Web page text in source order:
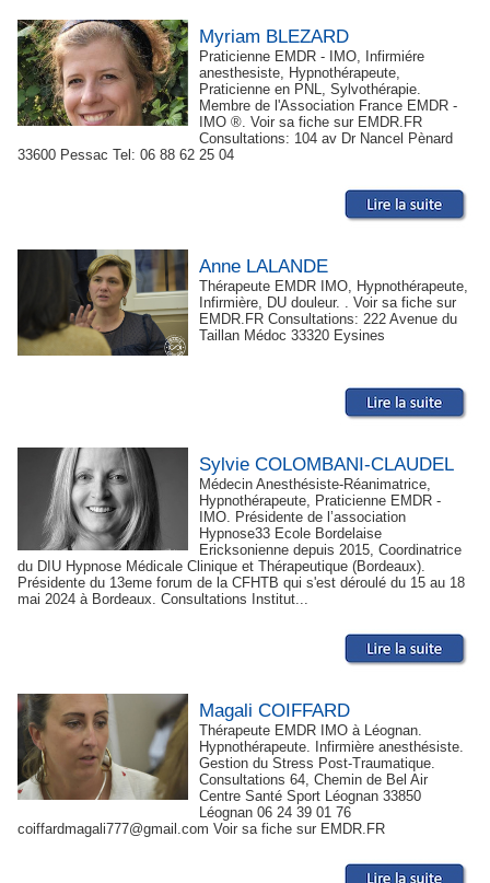
Myriam BLEZARD
Praticienne EMDR - IMO, Infirmiére
anesthesiste, Hypnothérapeute,
Praticienne en PNL, Sylvothérapie.
Membre de l'Association France EMDR -
IMO ®. Voir sa fiche sur EMDR.FR
Consultations: 104 av Dr Nancel Pènard
33600 Pessac Tel: 06 88 62 25 04
Anne LALANDE
Thérapeute EMDR IMO, Hypnothérapeute,
Infirmière, DU douleur. . Voir sa fiche sur
EMDR.FR Consultations: 222 Avenue du
Taillan Médoc 33320 Eysines
Sylvie COLOMBANI-CLAUDEL
Médecin Anesthésiste-Réanimatrice,
Hypnothérapeute, Praticienne EMDR -
IMO. Présidente de l’association
Hypnose33 Ecole Bordelaise
Ericksonienne depuis 2015, Coordinatrice
du DIU Hypnose Médicale Clinique et Thérapeutique (Bordeaux).
Présidente du 13eme forum de la CFHTB qui s'est déroulé du 15 au 18
mai 2024 à Bordeaux. Consultations Institut...
Magali COIFFARD
Thérapeute EMDR IMO à Léognan.
Hypnothérapeute. Infirmière anesthésiste.
Gestion du Stress Post-Traumatique.
Consultations 64, Chemin de Bel Air
Centre Santé Sport Léognan 33850
Léognan 06 24 39 01 76
coiffardmagali777@gmail.com Voir sa fiche sur EMDR.FR